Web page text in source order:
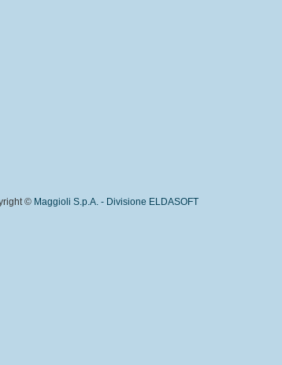
© Maggioli S.p.A. - Divisione ELDASOFT